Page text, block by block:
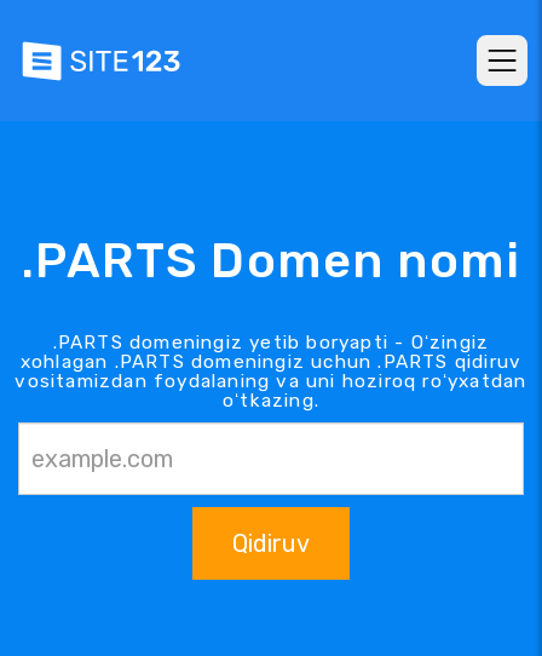
.PARTS Domen nomi
.PARTS domeningiz yetib boryapti - Oʻzingiz
xohlagan .PARTS domeningiz uchun .PARTS qidiruv
vositamizdan foydalaning va uni hoziroq roʻyxatdan
oʻtkazing.
Qidiruv